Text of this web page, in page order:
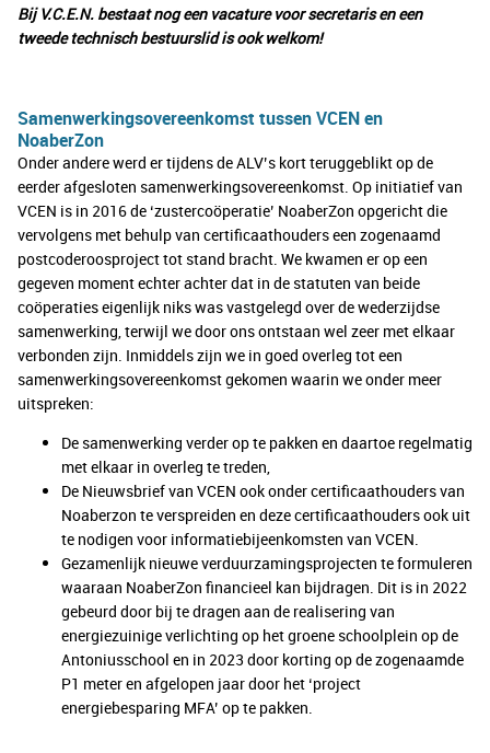
Bij V.C.E.N. bestaat nog een vacature voor secretaris en een
tweede technisch bestuurslid is ook welkom!
Samenwerkingsovereenkomst tussen VCEN en
NoaberZon
Onder andere werd er tijdens de ALV’s kort teruggeblikt op de
eerder afgesloten samenwerkingsovereenkomst. Op initiatief van
VCEN is in 2016 de ‘zustercoöperatie’ NoaberZon opgericht die
vervolgens met behulp van certificaathouders een zogenaamd
postcoderoosproject tot stand bracht. We kwamen er op een
gegeven moment echter achter dat in de statuten van beide
coöperaties eigenlijk niks was vastgelegd over de wederzijdse
samenwerking, terwijl we door ons ontstaan wel zeer met elkaar
verbonden zijn. Inmiddels zijn we in goed overleg tot een
samenwerkingsovereenkomst gekomen waarin we onder meer
uitspreken:
De samenwerking verder op te pakken en daartoe regelmatig
met elkaar in overleg te treden,
De Nieuwsbrief van VCEN ook onder certificaathouders van
Noaberzon te verspreiden en deze certificaathouders ook uit
te nodigen voor informatiebijeenkomsten van VCEN.
Gezamenlijk nieuwe verduurzamingsprojecten te formuleren
waaraan NoaberZon financieel kan bijdragen. Dit is in 2022
gebeurd door bij te dragen aan de realisering van
energiezuinige verlichting op het groene schoolplein op de
Antoniusschool en in 2023 door korting op de zogenaamde
P1 meter en afgelopen jaar door het ‘project
energiebesparing MFA’ op te pakken.